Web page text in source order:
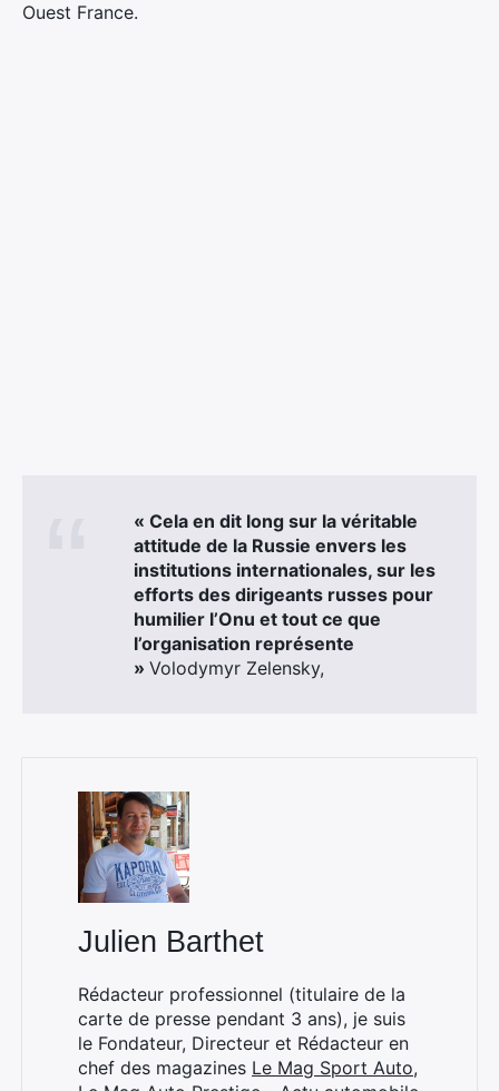
Ouest France.
« Cela en dit long sur la véritable
attitude de la Russie envers les
institutions internationales, sur les
efforts des dirigeants russes pour
humilier l’Onu et tout ce que
l’organisation représente
» Volodymyr Zelensky,
Julien Barthet
Rédacteur professionnel (titulaire de la
carte de presse pendant 3 ans), je suis
le Fondateur, Directeur et Rédacteur en
chef des magazines Le Mag Sport Auto,